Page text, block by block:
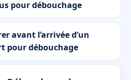
pour débouchage
avant l’arrivée d’un
pour débouchage